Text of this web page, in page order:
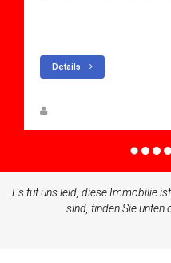
Details
Es tut uns leid, diese Immobilie
sind, finden Sie unten